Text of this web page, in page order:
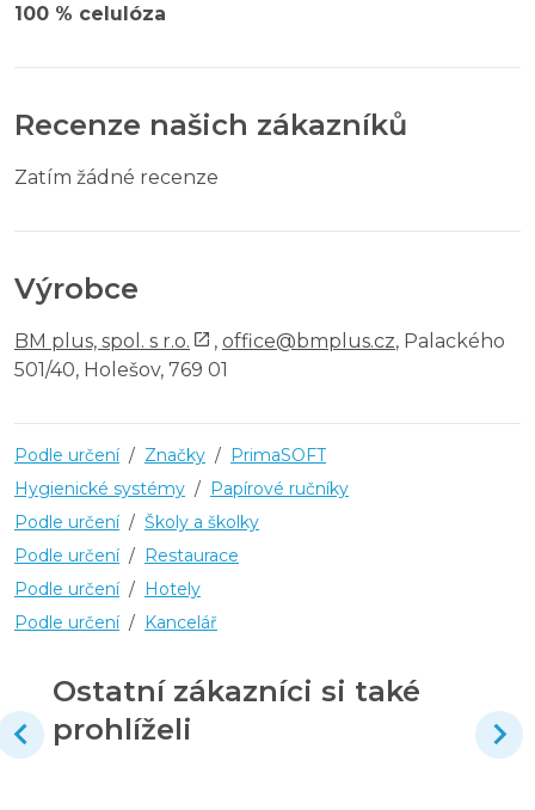
100 % celulóza
Recenze našich zákazníků
Zatím žádné recenze
Výrobce
BM plus, spol. s r.o. , office@bmplus.cz, Palackého
501/40, Holešov, 769 01
Podle určení / Značky / PrimaSOFT
Hygienické systémy / Papírové ručníky
Podle určení / Školy a školky
Podle určení / Restaurace
Podle určení / Hotely
Podle určení / Kancelář
Ostatní zákazníci si také
prohlíželi